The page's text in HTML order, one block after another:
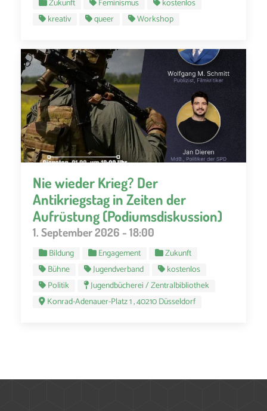
Zukunft
Feminismus
kostenlos
kreativ
queer Workshop
Nie wieder Krieg? Der
Antikriegstag in Zeiten der
Aufrüstung (Podiumsdiskussion)
1. September 2026 - 18:00
Bildung Engagement
Zukunft
Bühne
Jugendverband
kostenlos
Politik
Jugendbücherei / Zentralbibliothek
Konrad-Adenauer-Platz 1 , 40210 Düsseldorf